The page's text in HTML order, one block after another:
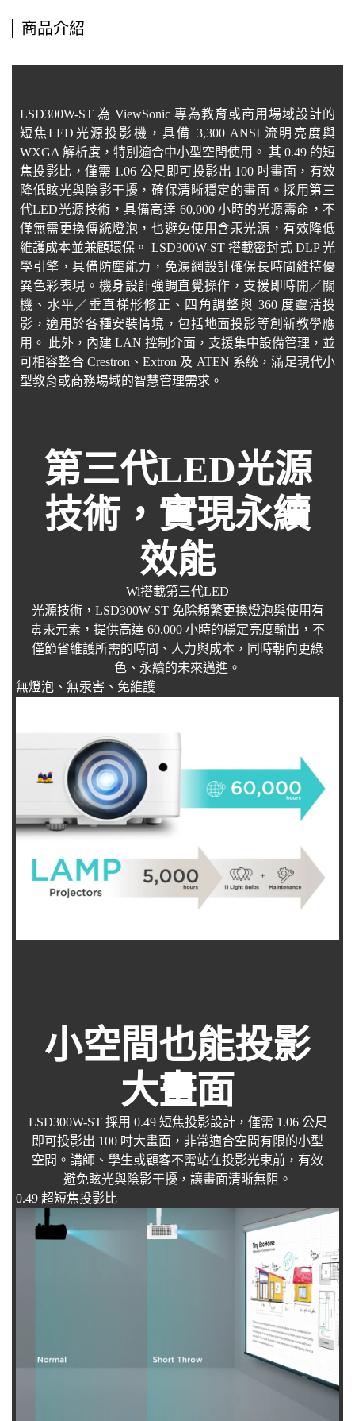
商品介紹
LSD300W-ST 為 ViewSonic 專為教育或商用場域設計的
短焦LED光源投影機，具備 3,300 ANSI 流明亮度與
WXGA 解析度，特別適合中小型空間使用。 其 0.49 的短
焦投影比，僅需 1.06 公尺即可投影出 100 吋畫面，有效
降低眩光與陰影干擾，確保清晰穩定的畫面。採用第三
代LED光源技術，具備高達 60,000 小時的光源壽命，不
僅無需更換傳統燈泡，也避免使用含汞光源，有效降低
維護成本並兼顧環保。 LSD300W-ST 搭載密封式 DLP 光
學引擎，具備防塵能力，免濾網設計確保長時間維持優
異色彩表現。機身設計強調直覺操作，支援即時開／關
機、水平／垂直梯形修正、四角調整與 360 度靈活投
影，適用於各種安裝情境，包括地面投影等創新教學應
用。 此外，內建 LAN 控制介面，支援集中設備管理，並
可相容整合 Crestron、Extron 及 ATEN 系統，滿足現代小
型教育或商務場域的智慧管理需求。
第三代LED光源
技術，實現永續
效能
Wi搭載第三代LED
光源技術，LSD300W-ST 免除頻繁更換燈泡與使用有
毒汞元素，提供高達 60,000 小時的穩定亮度輸出，不
僅節省維護所需的時間、人力與成本，同時朝向更綠
色、永續的未來邁進。
無燈泡、無汞害、免維護
小空間也能投影
大畫面
LSD300W-ST 採用 0.49 短焦投影設計，僅需 1.06 公尺
即可投影出 100 吋大畫面，非常適合空間有限的小型
空間。講師、學生或顧客不需站在投影光束前，有效
避免眩光與陰影干擾，讓畫面清晰無阻。
0.49 超短焦投影比​